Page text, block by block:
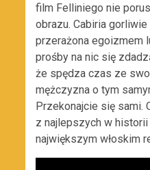
film Felliniego nie
obrazu. Cabiria
przerażona egoizmem
prośby na nic się
że spędza czas ze
mężczyzna o tym
Przekonajcie się sami.
z najlepszych w
największym włoskim